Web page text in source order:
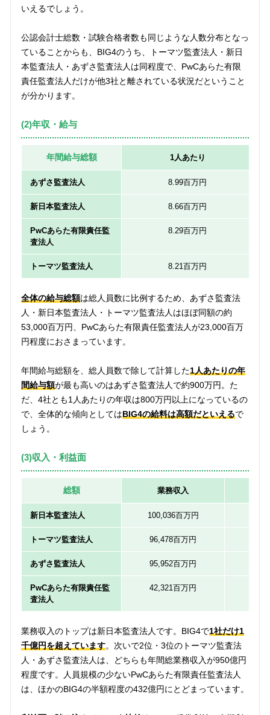
いえるでしょう。
公認会計士総数・試験合格者数も同じような人数分布となっ
ていることからも、BIG4のうち、トーマツ監査法人・新日
本監査法人・あずさ監査法人は同程度で、PwCあらた有限
責任監査法人だけが他3社と離されている状況だということ
が分かります。
(2)年収・給与
年間給与総額 1人あたり
あずさ監査法人 8.99百万円
新日本監査法人 8.66百万円
PwCあらた有限責任監
査法人
8.29百万円
トーマツ監査法人 8.21百万円
全体の給与総額は総人員数に比例するため、あずさ監査法
人・新日本監査法人・トーマツ監査法人はほぼ同額の約
53,000百万円、PwCあらた有限責任監査法人が23,000百万
円程度におさまっています。
年間給与総額を、総人員数で除して計算した1人あたりの年
間給与額が最も高いのはあずさ監査法人で約900万円。た
だ、4社とも1人あたりの年収は800万円以上になっているの
で、全体的な傾向としてはBIG4の給料は高額だといえるで
しょう。
(3)収入・利益面
総額 業務収入
新日本監査法人 100,036百万円
トーマツ監査法人 96,478百万円
あずさ監査法人 95,952百万円
PwCあらた有限責任監
査法人
42,321百万円
業務収入のトップは新日本監査法人です。BIG4で1社だけ1
千億円を超えています。次いで2位・3位のトーマツ監査法
人・あずさ監査法人は、どちらも年間総業務収入が950億円
程度です。人員規模の少ないPwCあらた有限責任監査法人
は、ほかのBIG4の半額程度の432億円にとどまっています。